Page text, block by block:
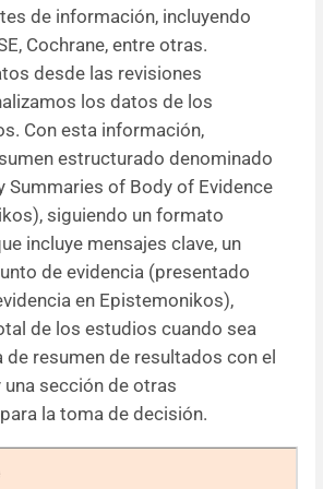
de información, incluyendo
Cochrane, entre otras.
desde las revisiones
los datos de los
Con esta información,
estructurado denominado
Summaries of Body of Evidence
siguiendo un formato
incluye mensajes clave, un
de evidencia (presentado
en Epistemonikos),
de los estudios cuando sea
de resumen de resultados con el
una sección de otras
la toma de decisión.